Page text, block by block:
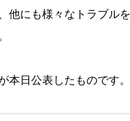
他にも様々なトラブル
本日公表したものです。